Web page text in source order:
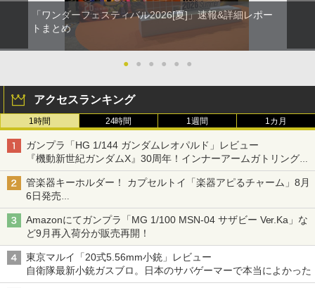
「ワンダーフェスティバル2026[夏]」速報&詳細レポー
トまとめ
● ● ● ● ● ●
アクセスランキング
1時間 24時間 1週間 1カ月
ガンプラ「HG 1/144 ガンダムレオパルド」レビュー
『機動新世紀ガンダムX』30周年！インナーアームガトリングの
変形機構まで再現し最新フォーマットでキット化！
管楽器キーホルダー！ カプセルトイ「楽器アピるチャーム」8月
6日発売
チューバ、テナサクなど5種各3色
Amazonにてガンプラ「MG 1/100 MSN-04 サザビー Ver.Ka」な
ど9月再入荷分が販売再開！
東京マルイ「20式5.56mm小銃」レビュー
自衛隊最新小銃ガスブロ。日本のサバゲーマーで本当によかった